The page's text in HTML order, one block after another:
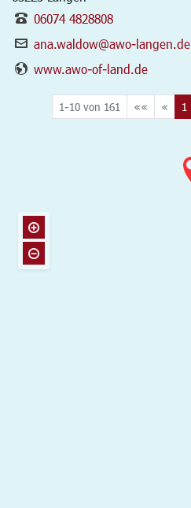
06074 4828808
ana.waldow@awo-langen.de
www.awo-of-land.de
1-10 von 161 «« « 1